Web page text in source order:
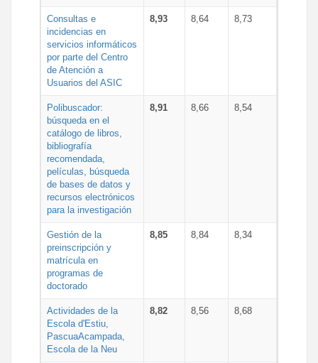
Consultas e
incidencias en
servicios informáticos
por parte del Centro
de Atención a
Usuarios del ASIC
8,93 8,64 8,73
Polibuscador:
búsqueda en el
catálogo de libros,
bibliografía
recomendada,
películas, búsqueda
de bases de datos y
recursos electrónicos
para la investigación
8,91 8,66 8,54
Gestión de la
preinscripción y
matrícula en
programas de
doctorado
8,85 8,84 8,34
Actividades de la
Escola d'Estiu,
PascuaAcampada,
Escola de la Neu
8,82 8,56 8,68